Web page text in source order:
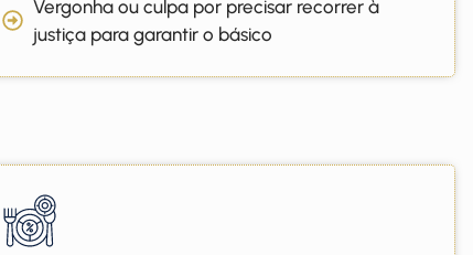
Vergonha ou culpa por precisar recorrer à
justiça para garantir o básico